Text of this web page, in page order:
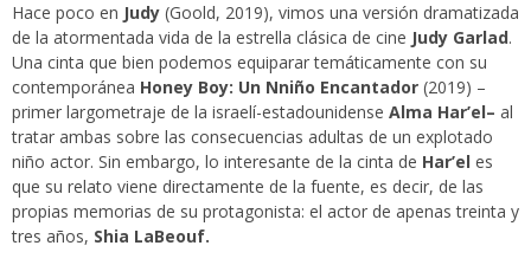
Hace poco en Judy (Goold, 2019), vimos una versión dramatizada
de la atormentada vida de la estrella clásica de cine Judy Garlad.
Una cinta que bien podemos equiparar temáticamente con su
contemporánea Honey Boy: Un Nniño Encantador (2019) –
primer largometraje de la israelí-estadounidense Alma Har’el– al
tratar ambas sobre las consecuencias adultas de un explotado
niño actor. Sin embargo, lo interesante de la cinta de Har’el es
que su relato viene directamente de la fuente, es decir, de las
propias memorias de su protagonista: el actor de apenas treinta y
tres años, Shia LaBeouf.